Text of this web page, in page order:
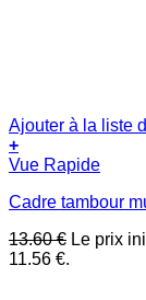
Ajouter à la liste
+
Vue Rapide
Cadre tambour
13.60€ Le prix
11.56 €.